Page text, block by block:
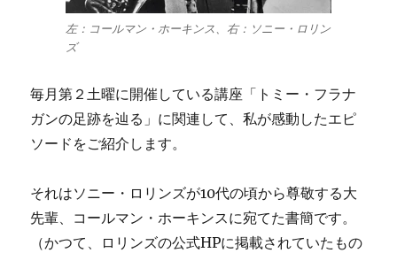
左：コールマン・ホーキンス、右：ソニー・ロリン
ズ
毎月第２土曜に開催している講座「トミー・フラナ
ガンの足跡を辿る」に関連して、私が感動したエピ
ソードをご紹介します。
それはソニー・ロリンズが10代の頃から尊敬する大
先輩、コールマン・ホーキンスに宛てた書簡です。
（かつて、ロリンズの公式HPに掲載されていたもの